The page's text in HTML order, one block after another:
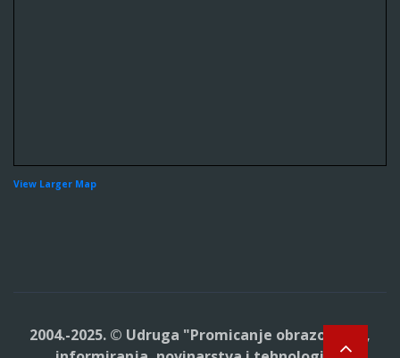
View Larger Map
2004.-2025. © Udruga "Promicanje obrazovanja,